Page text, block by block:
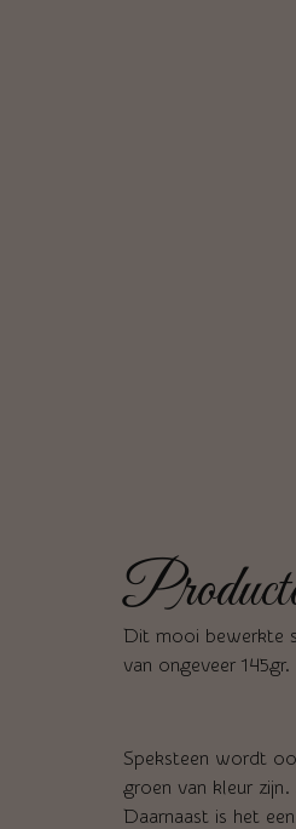
Dit mooi bewerkte
van ongeveer 145gr.
Speksteen wordt
groen van kleur
Daarnaast is het